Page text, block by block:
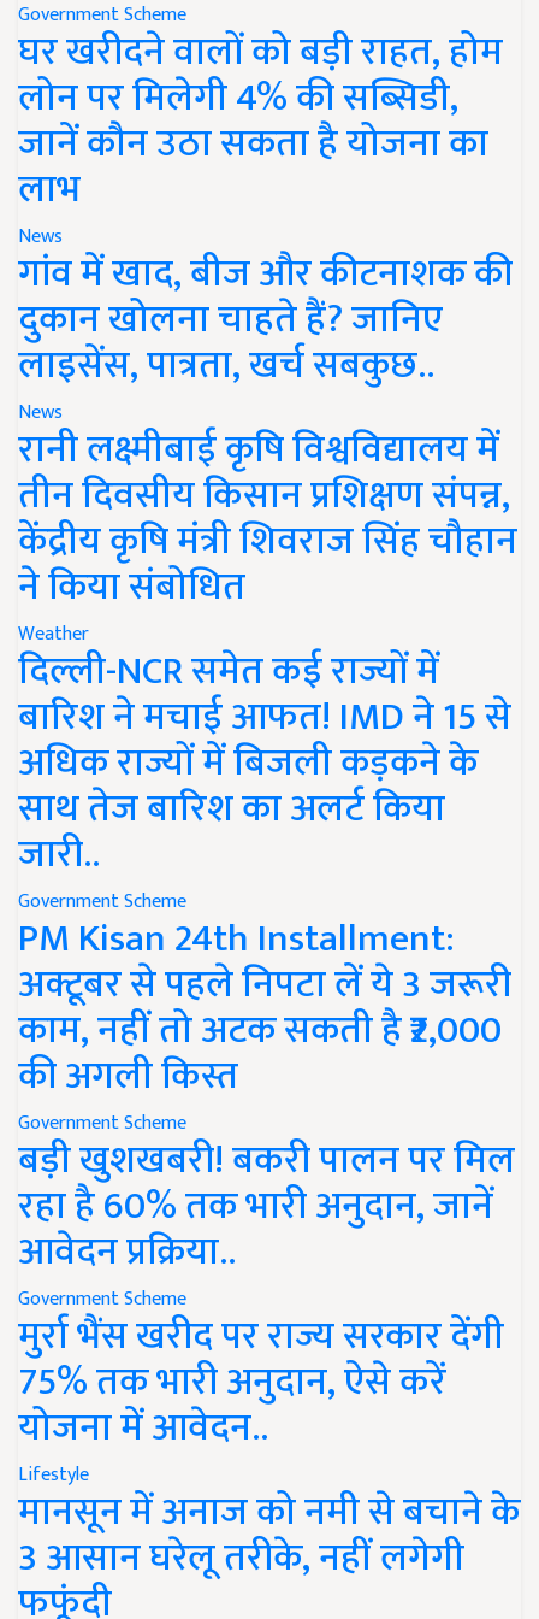
Government Scheme
घर खरीदने वालों को बड़ी राहत, होम
लोन पर मिलेगी 4% की सब्सिडी,
जानें कौन उठा सकता है योजना का
लाभ
News
गांव में खाद, बीज और कीटनाशक की
दुकान खोलना चाहते हैं? जानिए
लाइसेंस, पात्रता, खर्च सबकुछ..
News
रानी लक्ष्मीबाई कृषि विश्वविद्यालय में
तीन दिवसीय किसान प्रशिक्षण संपन्न,
केंद्रीय कृषि मंत्री शिवराज सिंह चौहान
ने किया संबोधित
Weather
दिल्ली-NCR समेत कई राज्यों में
बारिश ने मचाई आफत! IMD ने 15 से
अधिक राज्यों में बिजली कड़कने के
साथ तेज बारिश का अलर्ट किया
जारी..
Government Scheme
PM Kisan 24th Installment:
अक्टूबर से पहले निपटा लें ये 3 जरूरी
काम, नहीं तो अटक सकती है ₹2,000
की अगली किस्त
Government Scheme
बड़ी खुशखबरी! बकरी पालन पर मिल
रहा है 60% तक भारी अनुदान, जानें
आवेदन प्रक्रिया..
Government Scheme
मुर्रा भैंस खरीद पर राज्य सरकार देंगी
75% तक भारी अनुदान, ऐसे करें
योजना में आवेदन..
Lifestyle
मानसून में अनाज को नमी से बचाने के
3 आसान घरेलू तरीके, नहीं लगेगी
फफूंदी